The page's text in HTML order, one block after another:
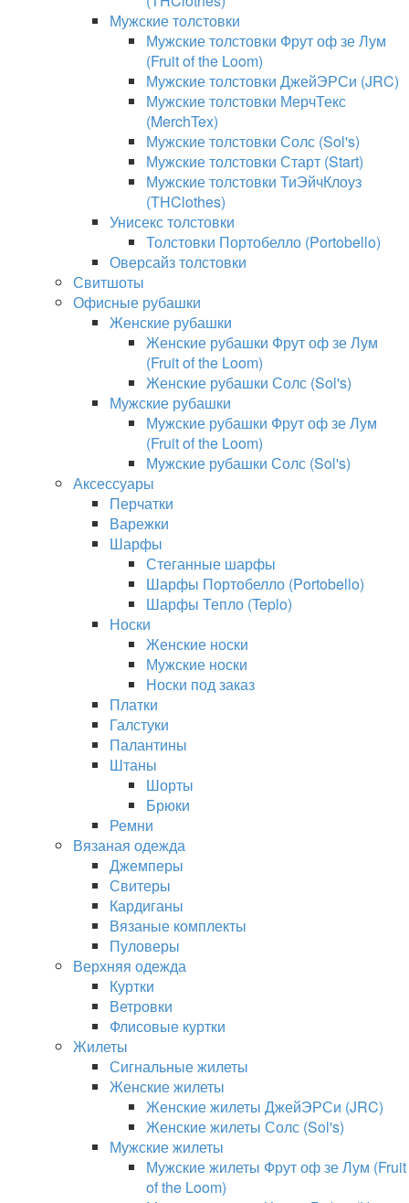
Мужские толстовки
Мужские толстовки Фрут оф зе Лум
(Fruit of the Loom)
Мужские толстовки ДжейЭРСи (JRC)
Мужские толстовки МерчТекс
(MerchTex)
Мужские толстовки Солс (Sol's)
Мужские толстовки Старт (Start)
Мужские толстовки ТиЭйчКлоуз
(THClothes)
Унисекс толстовки
Толстовки Портобелло (Portobello)
Оверсайз толстовки
Свитшоты
Офисные рубашки
Женские рубашки
Женские рубашки Фрут оф зе Лум
(Fruit of the Loom)
Женские рубашки Солс (Sol's)
Мужские рубашки
Мужские рубашки Фрут оф зе Лум
(Fruit of the Loom)
Мужские рубашки Солс (Sol's)
Аксессуары
Перчатки
Варежки
Шарфы
Стеганные шарфы
Шарфы Портобелло (Portobello)
Шарфы Тепло (Teplo)
Носки
Женские носки
Мужские носки
Носки под заказ
Платки
Галстуки
Палантины
Штаны
Шорты
Брюки
Ремни
Вязаная одежда
Джемперы
Свитеры
Кардиганы
Вязаные комплекты
Пуловеры
Верхняя одежда
Куртки
Ветровки
Флисовые куртки
Жилеты
Сигнальные жилеты
Женские жилеты
Женские жилеты ДжейЭРСи (JRC)
Женские жилеты Солс (Sol's)
Мужские жилеты
Мужские жилеты Фрут оф зе Лум (Fruit
of the Loom)